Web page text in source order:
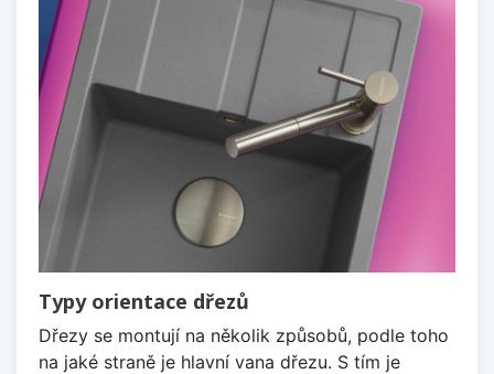
Typy orientace dřezů
Dřezy se montují na několik způsobů, podle toho
na jaké straně je hlavní vana dřezu. S tím je